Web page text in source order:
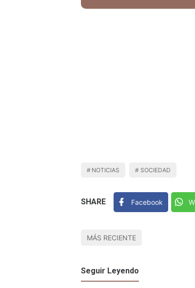
NOTICIAS SOCIEDAD
SHARE Facebook
MÁS RECIENTE
Seguir Leyendo